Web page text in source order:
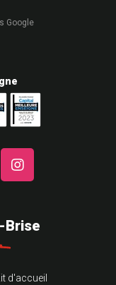
Google
Brise
d'accueil